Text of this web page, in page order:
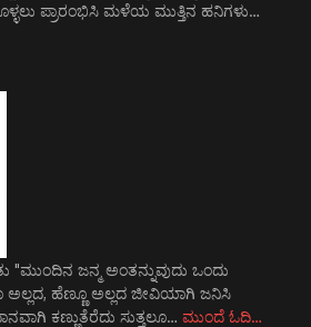
ಪ್ರಾರಂಭಿಸಿ ಮಳೆಯ ಮುತ್ತಿನ ಹನಿಗಳು…
ಜನ್ಮ ಅಂತನ್ನುವುದು ಒಂದು
ಅಲ್ಲದ, ಹೆಣ್ಣೂ ಅಲ್ಲದ ಜೀವಿಯಾಗಿ ಜನಿಸಿ
ಕಣ್ಣುತೆರೆದು ಸುತ್ತಲೂ… ಮುಂದೆ ಓದಿ…